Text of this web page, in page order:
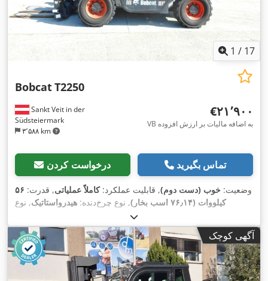
1 / 17
Sankt Veit in der
Südsteiermark
۳٬۵۸۸ km
BobcatT2250
‎€۲۱٬۹۰۰
VB به اضافه مالیات بر ارزش افزوده
درخواست کردن تماس بگیرید
وضعیت: خوب (دست دوم), قابلیت عملکرد:کاملاً عملیاتی, قدرت: ۵۶
کیلووات (۷۶٫۱۴ اسب بخار)
, نوع چرخ‌دنده: هیدرواستاتیک, نوع
, توان بلند کردن:۲٬۲۰۰ کیلوگرم/متر
۲۰۰۸, ساعت کارکرد: ۴٬۸۷۱ h , تجهیزات:چنگال پالت, کابین ,
آگهی کوچک